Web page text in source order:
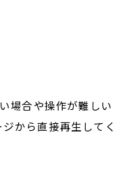
場合や操作が難しい
から直接再生してく